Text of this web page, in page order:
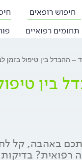
חיפוש רופאים
תחומים רפואיים
– ההבדל בין טיפול
באהבה, קל
בדיקות